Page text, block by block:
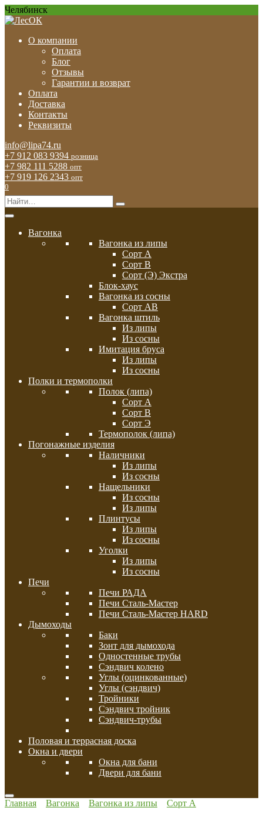
Перейти
к
Челябинск
О компании
Оплата
Блог
Отзывы
Гарантии и возврат
Оплата
Доставка
Контакты
Реквизиты
info@lipa74.ru
+7 912 083 9394 розница
+7 982 111 5288 опт
+7 919 126 2343 опт
0
Search
for:
Вагонка
Вагонка из липы
Сорт А
Сорт В
Сорт (Э) Экстра
Блок-хаус
Вагонка из сосны
Сорт АВ
Вагонка штиль
Из липы
Из сосны
Имитация бруса
Из липы
Из сосны
Полки и термополки
Полок (липа)
Сорт А
Сорт В
Сорт Э
Термополок (липа)
Погонажные изделия
Наличники
Из липы
Из сосны
Нащельники
Из сосны
Из липы
Плинтусы
Из липы
Из сосны
Уголки
Из липы
Из сосны
Печи
Печи РАДА
Печи Сталь-Мастер
Печи Сталь-Мастер HARD
Дымоходы
Баки
Зонт для дымохода
Одностенные трубы
Сэндвич колено
Углы (оцинкованные)
Углы (сэндвич)
Тройники
Сэндвич тройник
Сэндвич-трубы
Половая и террасная доска
Окна и двери
Окна для бани
Двери для бани
Главная Вагонка Вагонка из липы Сорт А